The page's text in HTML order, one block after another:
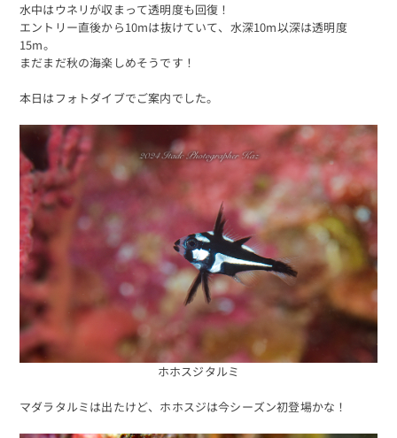
水中はウネリが収まって透明度も回復！
エントリー直後から10mは抜けていて、水深10m以深は透明度
15m。
まだまだ秋の海楽しめそうです！
本日はフォトダイブでご案内でした。
ホホスジタルミ
マダラタルミは出たけど、ホホスジは今シーズン初登場かな！